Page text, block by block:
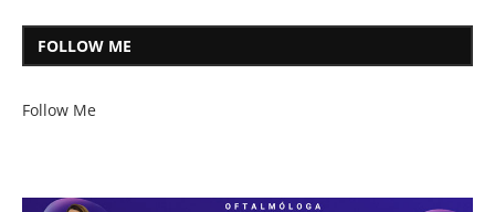
FOLLOW ME
Follow Me